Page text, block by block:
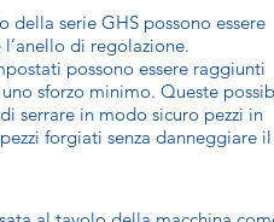
della serie GHS possono essere
di regolazione.
possono essere raggiunti
sforzo minimo. Queste
serrare in modo sicuro pezzi in
forgiati senza danneggiare il